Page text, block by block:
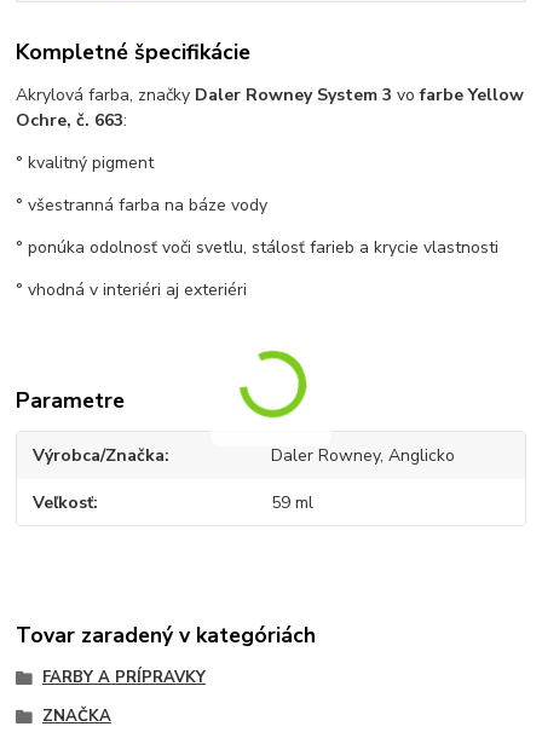
Kompletné špecifikácie
Akrylová farba, značky Daler Rowney System 3 vofarbe Yellow
Ochre, č. 663:
° kvalitný pigment
° všestranná farba na báze vody
° ponúka odolnosť voči svetlu, stálosť farieb a krycie vlastnosti
° vhodná v interiéri aj exteriéri
Parametre
Výrobca/Značka Daler Rowney, Anglicko
Veľkosť 59 ml
Tovar zaradený v kategóriách
FARBY A PRÍPRAVKY
ZNAČKA